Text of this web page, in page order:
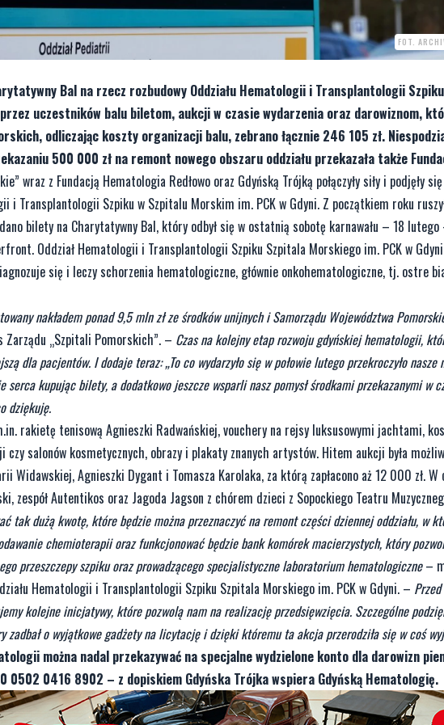
FOT.
Bal na rzecz rozbudowy Oddziału Hematologii i Transplantologii
przez uczestników balu biletom, aukcji w czasie wydarzenia oraz darowiznom,
odliczając koszty organizacji balu, zebrano łącznie 246 105 zł.
500 000 zł na remont nowego obszaru oddziału przekazała także
wraz z Fundacją Hematologia Redłowo oraz Gdyńską Trójką połączyły siły i podjęły
i Transplantologii Szpiku w Szpitalu Morskim im. PCK w Gdyni. Z początkiem roku
bilety na Charytatywny Bal, który odbył się w ostatnią sobotę karnawału – 18
Oddział Hematologii i Transplantologii Szpiku Szpitala Morskiego im. PCK w
się i leczy schorzenia hematologiczne, głównie onkohematologiczne, tj. ostre
nakładem ponad 9,5 mln zł ze środków unijnych i Samorządu Województwa
Zarządu „Szpitali Pomorskich”. – Czas na kolejny etap rozwoju gdyńskiej hematologii,
dla pacjentów. I dodaje teraz: „To co wydarzyło się w połowie lutego przekroczyło
kupując bilety, a dodatkowo jeszcze wsparli nasz pomysł środkami przekazanymi w
dziękuję.
rakietę tenisową Agnieszki Radwańskiej, vouchery na rejsy luksusowymi jachtami,
czy salonów kosmetycznych, obrazy i plakaty znanych artystów. Hitem aukcji była
Widawskiej, Agnieszki Dygant i Tomasza Karolaka, za którą zapłacono aż 12 000 zł.
zespół Autentikos oraz Jagoda Jagson z chórem dzieci z Sopockiego Teatru
tak dużą kwotę, które będzie można przeznaczyć na remont części dziennej oddziału, w
chemioterapii oraz funkcjonować będzie bank komórek macierzystych, który
przeszczepy szpiku oraz prowadzącego specjalistyczne laboratorium hematologiczne–
Hematologii i Transplantologii Szpiku Szpitala Morskiego im. PCK w Gdyni. –
kolejne inicjatywy, które pozwolą nam na realizację przedsięwzięcia. Szczególne
zadbał o wyjątkowe gadżety na licytację i dzięki któremu ta akcja przerodziła się w coś
można nadal przekazywać na specjalne wydzielone konto dla darowizn
0502 0416 8902 – z dopiskiem Gdyńska Trójka wspiera Gdyńską Hematologię.